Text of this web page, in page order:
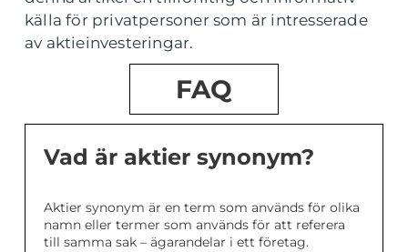
källa för privatpersoner som är intresserade
av aktieinvesteringar.
FAQ
Vad är aktier synonym?
Aktier synonym är en term som används för olika
namn eller termer som används för att referera
till samma sak – ägarandelar i ett företag.